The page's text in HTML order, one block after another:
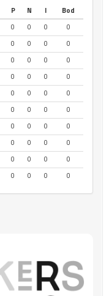
P N I
Bod
0 0 0
0
0 0 0
0
0 0 0
0
0 0 0
0
0 0 0
0
0 0 0
0
0 0 0
0
0 0 0
0
0 0 0
0
0 0 0 0